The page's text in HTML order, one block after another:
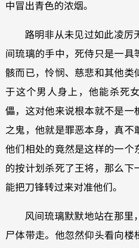
中冒出青色的浓烟。
路明非从未见过如此凌厉
间琉璃的手中，死侍只是一具
骸而已，怜悯、慈悲和其他类
于这个男人身上，他能杀死
儡，这对他来说根本就不是一
之鬼，他就是罪恶本身，真不
他们相处的竟然是这样的一个
的按计划杀死了王将，那么下
能把刀锋转过来对准他们。
风间琉璃默默地站在那里
尸体带走。他忽然仰头看向楼